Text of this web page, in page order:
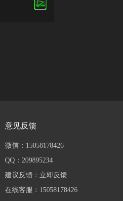
意见反馈
微信：15058178426
QQ：209895234
建议反馈： 立即反馈
在线客服：15058178426